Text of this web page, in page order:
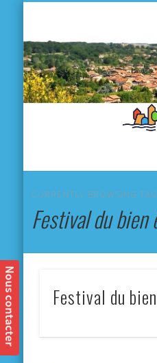
CURRENTLY BROWSING TAG
Festival du
Festival du